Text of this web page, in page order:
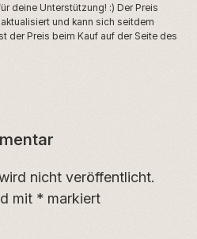
deine Unterstützung! :) Der Preis
und kann sich seitdem
der Preis beim Kauf auf der Seite des
nicht veröffentlicht.
mit * markiert